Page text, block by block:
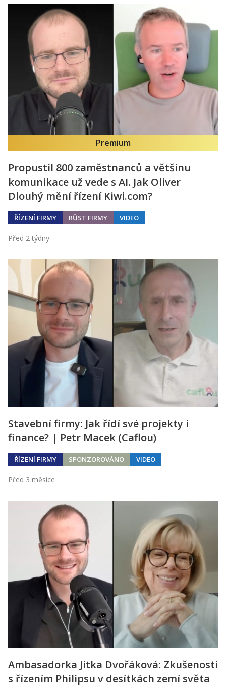
Premium
Propustil 800 zaměstnanců a většinu
komunikace už vede s AI. Jak Oliver
Dlouhý mění řízení Kiwi.com?
ŘÍZENÍ FIRMY RŮST FIRMY VIDEO
Před 2 týdny
Stavební firmy: Jak řídí své projekty i
finance? | Petr Macek (Caflou)
ŘÍZENÍ FIRMY SPONZOROVÁNO VIDEO
Před 3 měsíce
Ambasadorka Jitka Dvořáková: Zkušenosti
s řízením Philipsu v desítkách zemí světa